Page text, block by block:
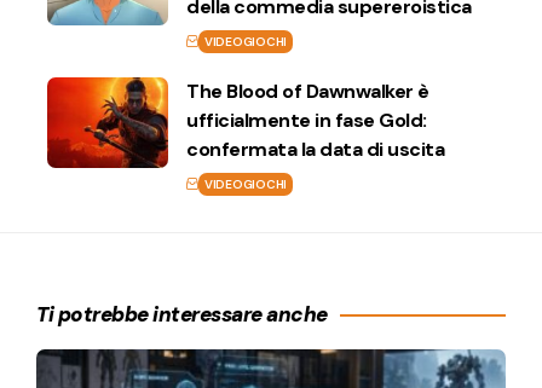
della commedia supereroistica
VIDEOGIOCHI
The Blood of Dawnwalker è
ufficialmente in fase Gold:
confermata la data di uscita
VIDEOGIOCHI
Ti potrebbe interessare anche